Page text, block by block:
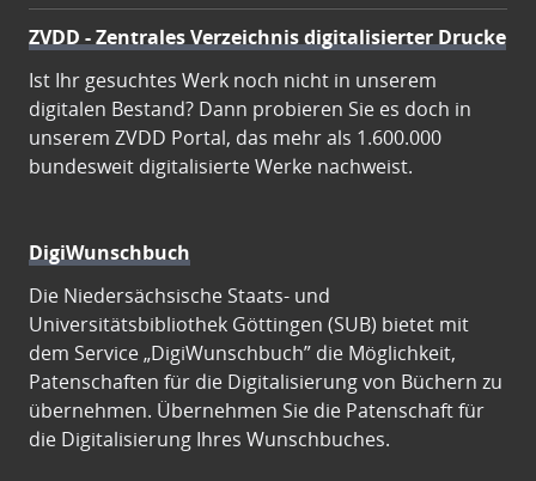
ZVDD - Zentrales Verzeichnis digitalisierter Drucke
Ist Ihr gesuchtes Werk noch nicht in unserem
digitalen Bestand? Dann probieren Sie es doch in
unserem ZVDD Portal, das mehr als 1.600.000
bundesweit digitalisierte Werke nachweist.
DigiWunschbuch
Die Niedersächsische Staats- und
Universitätsbibliothek Göttingen (SUB) bietet mit
dem Service „DigiWunschbuch” die Möglichkeit,
Patenschaften für die Digitalisierung von Büchern zu
übernehmen. Übernehmen Sie die Patenschaft für
die Digitalisierung Ihres Wunschbuches.